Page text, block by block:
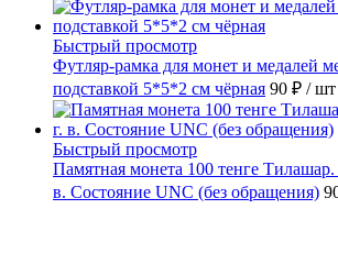
Быстрый просмотр
Футляр-рамка для монет и медалей
подставкой 5*5*2 см чёрная 90 ₽ / шт
Быстрый просмотр
Памятная монета 100 тенге Тилашар.
в. Состояние UNC (без обращения)